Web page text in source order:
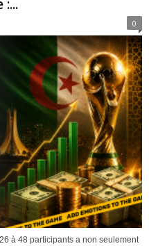
0
à 48 participants a non seulement